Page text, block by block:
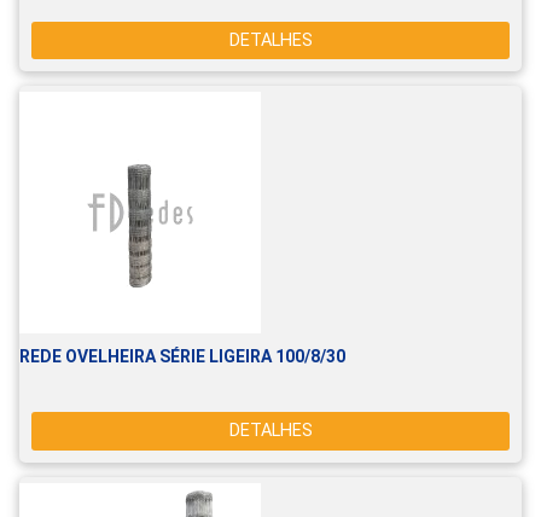
DETALHES
REDE OVELHEIRA SÉRIE LIGEIRA 100/8/30
DETALHES